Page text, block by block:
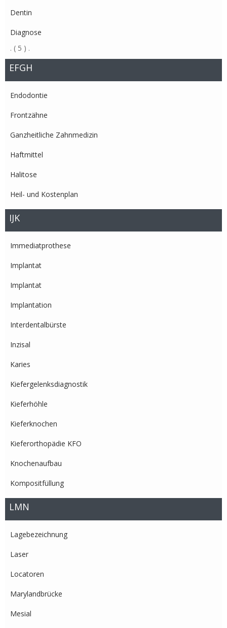
Dentin
Diagnose
. ( 5 ) .
EFGH
Endodontie
Frontzähne
Ganzheitliche Zahnmedizin
Haftmittel
Halitose
Heil- und Kostenplan
IJK
Immediatprothese
Implantat
Implantat
Implantation
Interdentalbürste
Inzisal
Karies
Kiefergelenksdiagnostik
Kieferhöhle
Kieferknochen
Kieferorthopädie KFO
Knochenaufbau
Kompositfüllung
LMN
Lagebezeichnung
Laser
Locatoren
Marylandbrücke
Mesial